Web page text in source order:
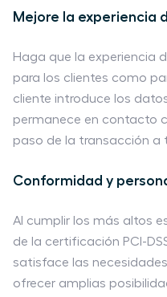
Mejore la experiencia
Haga que la experiencia
para los clientes como
cliente introduce los
permanece en contacto
paso de la transacción a
Conformidad y
Al cumplir los más altos
de la certificación PCI-
satisface las
ofrecer amplias